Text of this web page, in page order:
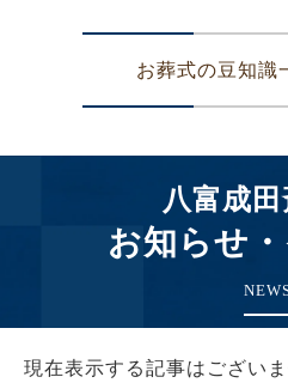
お葬式の豆知識
八富成
お知らせ
現在表示する記事はござい